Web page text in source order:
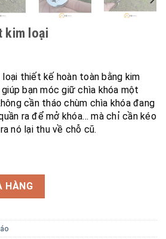
kim loại
thiết kế hoàn toàn bằng kim
bạn móc giữ chìa khóa một
cần tháo chùm chìa khóa đang
ra để mở khóa… mà chỉ cần kéo
nó lại thu về chỗ cũ.
số lượng
HÀNG